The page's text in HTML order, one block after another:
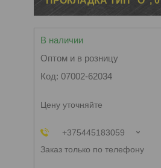
В наличии
Оптом и в розницу
Код: 07002-62034
Цену уточняйте
+375445183059
Заказ только по телефону